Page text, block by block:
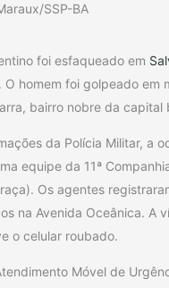
SSP-BA
foi esfaqueado em
homem foi golpeado em
bairro nobre da capital
da Polícia Militar, a
equipe da 11ª
Os agentes
na Avenida Oceânica. A
o celular roubado.
Móvel de